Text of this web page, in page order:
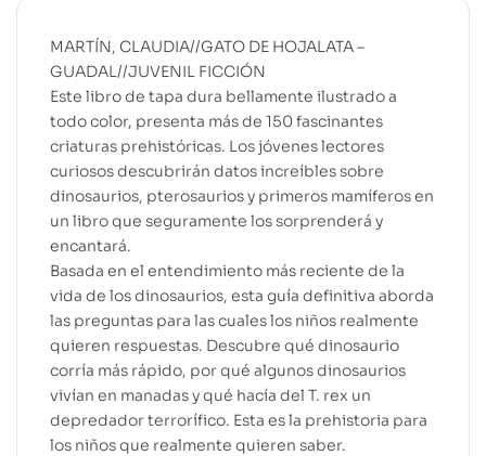
MARTÍN, CLAUDIA//GATO DE HOJALATA –
GUADAL//JUVENIL FICCIÓN
Este libro de tapa dura bellamente ilustrado a
todo color, presenta más de 150 fascinantes
criaturas prehistóricas. Los jóvenes lectores
curiosos descubrirán datos increíbles sobre
dinosaurios, pterosaurios y primeros mamíferos en
un libro que seguramente los sorprenderá y
encantará.
Basada en el entendimiento más reciente de la
vida de los dinosaurios, esta guía definitiva aborda
las preguntas para las cuales los niños realmente
quieren respuestas. Descubre qué dinosaurio
corría más rápido, por qué algunos dinosaurios
vivían en manadas y qué hacía del T. rex un
depredador terrorífico. Esta es la prehistoria para
los niños que realmente quieren saber.